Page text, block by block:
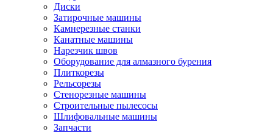
Диски
Затирочные машины
Камнерезные станки
Канатные машины
Нарезчик швов
Оборудование для алмазного бурения
Плиткорезы
Рельсорезы
Стенорезные машины
Строительные пылесосы
Шлифовальные машины
Запчасти